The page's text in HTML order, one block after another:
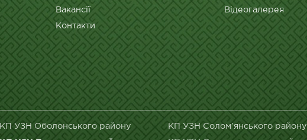
Вакансії
Контакти
Відеогалерея
КП УЗН Оболонського району КП УЗН Солом’янського району